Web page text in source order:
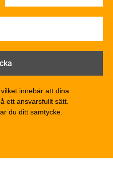
och konstruktioner
innebär att dina
ett ansvarsfullt sätt.
du ditt samtycke.